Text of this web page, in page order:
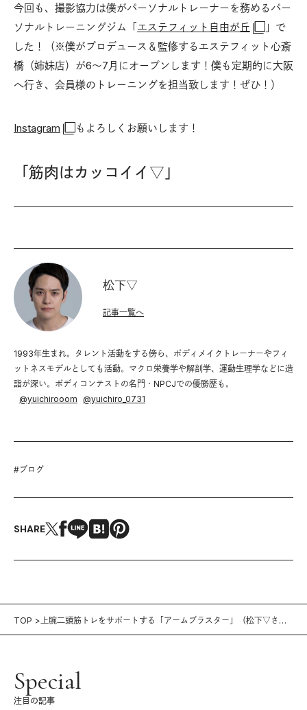
今回も、撮影協力は僕がパーソナルトレーナーを務めるパー
ソナルトレーニングジム「エステフィット自由が丘
」で
した！（※僕がプロデュース＆監修するエステフィット心斎
橋（姉妹店）が6〜7月にオープンします！僕も定期的に大阪
へ行き、会員様のトレーニングを担当致します！ぜひ！）
Instagram もよろしくお願いします！
「筋肉はカッコイイ▽」
松下▽
1993年生まれ。タレント活動をする傍ら、ボディメイクトレーナーやフィ
ットネスモデルとしても活動。マクロ栄養学や解剖学、運動生理学などに造
詣が深い。ボディコンテストの名門・NPCJでの優勝歴も。
@yuichirooom @yuichiro_0731
記事一覧へ
#ブログ
SHARE
TOP
上腕二頭筋トレをサポートする「アームブラスター」（松下▽さ
Special
注目の記事